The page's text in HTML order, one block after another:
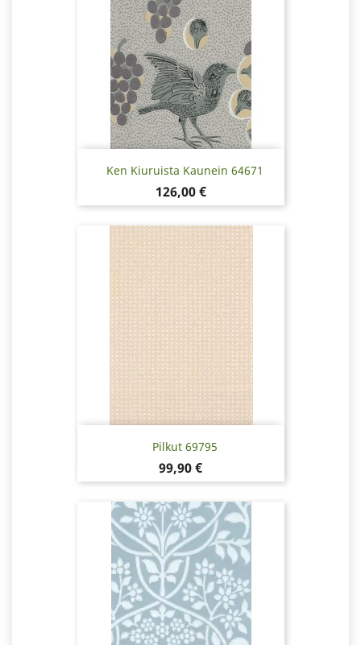
Ken Kiuruista Kaunein 64671
Hinta
126,00 €
Pilkut 69795
Hinta
99,90 €